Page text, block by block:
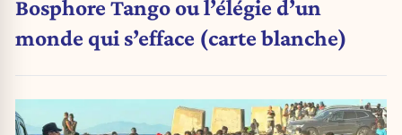
Bosphore Tango ou l’élégie d’un
monde qui s’efface (carte blanche)